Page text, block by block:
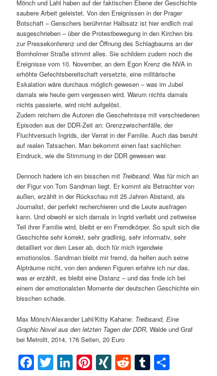
Mönch und Lahl haben auf der faktischen Ebene der Geschichte
saubere Arbeit geleistet. Von den Ereignissen in der Prager
Botschaft – Genschers berühmter Halbsatz ist hier endlich mal
ausgeschrieben – über die Protestbewegung in den Kirchen bis
zur Pressekonferenz und der Öffnung des Schlagbaums an der
Bornholmer Straße stimmt alles. Sie schildern zudem noch die
Ereignisse vom 10. November, an dem Egon Krenz die NVA in
erhöhte Gefechtsbereitschaft versetzte, eine militärische
Eskalation wäre durchaus möglich gewesen – was im Jubel
damals wie heute gern vergessen wird. Warum nichts damals
nichts passierte, wird nicht aufgelöst.
Zudem reichern die Autoren die Geschehnisse mit verschiedenen
Episoden aus der DDR-Zeit an: Grenzzwischenfälle, der
Fluchtversuch Ingrids, der Verrat in der Familie. Auch das beruht
auf realen Tatsachen. Man bekommt einen fast sachlichen
Eindruck, wie die Stimmung in der DDR gewesen war.
Dennoch hadere ich ein bisschen mit Treibsand. Was für mich an
der Figur von Tom Sandman liegt. Er kommt als Betrachter von
außen, erzählt in der Rückschau mit 25 Jahren Abstand, als
Journalist, der perfekt recherchieren und die Leute ausfragen
kann. Und obwohl er sich damals in Ingrid verliebt und zeitweise
Teil ihrer Familie wird, bleibt er ein Fremdkörper. So spult sich die
Geschichte sehr korrekt, sehr gradlinig, sehr informativ, sehr
detailliert vor dem Leser ab, doch für mich irgendwie
emotionslos. Sandman bleibt mir fremd, da helfen auch seine
Alpträume nicht, von den anderen Figuren erfahre ich nur das,
was er erzählt, es bleibt eine Distanz – und das finde ich bei
einem der emotionalsten Momente der deutschen Geschichte ein
bisschen schade.
Max Mönch/Alexander Lahl/Kitty Kahane: Treibsand, Eine
Graphic Novel aus den letzten Tagen der DDR, Walde und Graf
bei Metrolit, 2014, 176 Seiten, 20 Euro
Facebook
Twitter
LinkedIn
Pinterest
XINGRedditTumblr